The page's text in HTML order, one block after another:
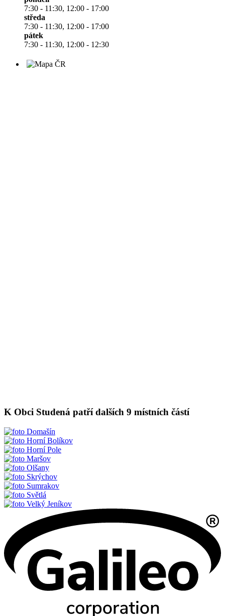
7:30 - 11:30, 12:00 - 17:00
středa
7:30 - 11:30, 12:00 - 17:00
pátek
7:30 - 11:30, 12:00 - 12:30
K Obci Studená patří dalších 9 místních částí
Domašín
Horní Bolíkov
Horní Pole
Maršov
Olšany
Skrýchov
Sumrakov
Světlá
Velký Jeníkov